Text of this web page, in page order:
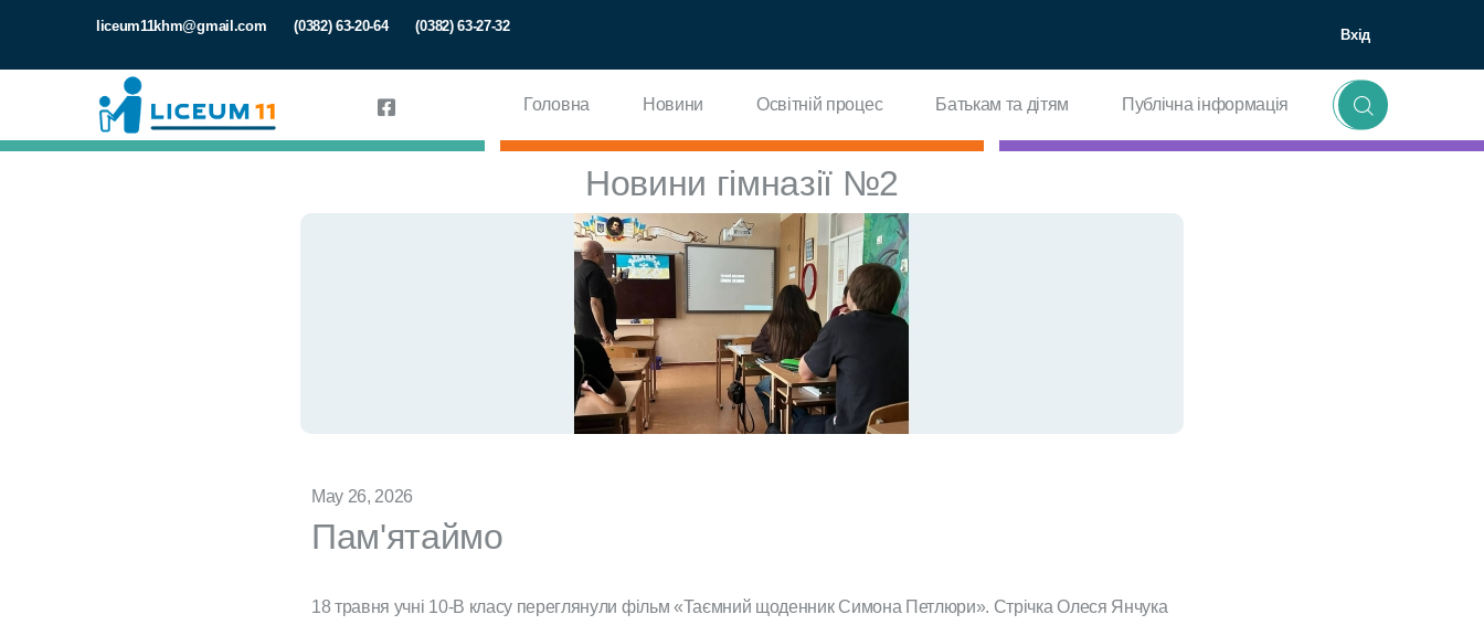
liceum11khm@gmail.com (0382) 63-20-64 (0382) 63-27-32
Вхід
Головна Новини Освітній процес Батькам та дітям Публічна інформація
Новини гімназії №2
May 26, 2026
Пам'ятаймо
18 травня учні 10-В класу переглянули фільм «Таємний щоденник Симона Петлюри». Стрічка Олеся Янчука